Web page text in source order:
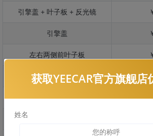
引擎盖 + 叶子板 + 反光镜
引擎盖
左右两侧前叶子板
反光镜
后保险杠
获取YEECAR官方旗舰店
姓名